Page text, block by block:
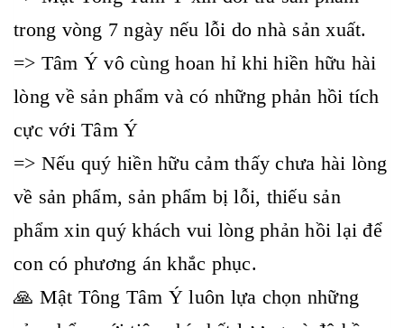
trong vòng 7 ngày nếu lỗi do nhà sản xuất.
=> Tâm Ý vô cùng hoan hỉ khi hiền hữu hài
lòng về sản phẩm và có những phản hồi tích
cực với Tâm Ý
=> Nếu quý hiền hữu cảm thấy chưa hài lòng
về sản phẩm, sản phẩm bị lỗi, thiếu sản
phẩm xin quý khách vui lòng phản hồi lại để
con có phương án khắc phục.
🙏 Mật Tông Tâm Ý luôn lựa chọn những